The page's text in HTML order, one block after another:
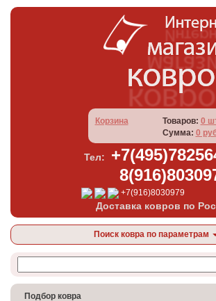
Корзина Товаров: 0
Сумма: 0
Тел:
+7(916)8030979
Доставка ковров по
Поиск ковра по параметрам
Подбор ковра